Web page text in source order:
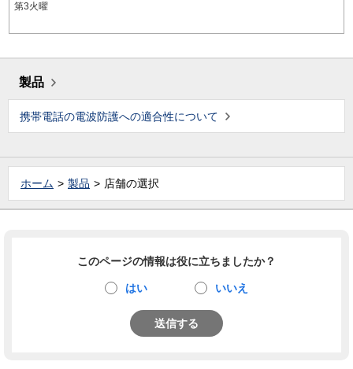
第3火曜
製品
携帯電話の電波防護への適合性について
ホーム 製品 店舗の選択
このページの情報は役に立ちましたか？
はい いいえ
送信する